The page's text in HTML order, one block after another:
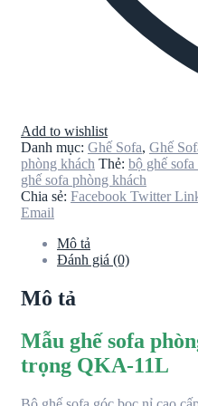
Add to wishlist
Danh mục: Ghế Sofa, Ghế
phòng khách Thẻ: bộ ghế sofa
ghế sofa phòng khách
Chia sẻ: Facebook Twitter
Email
Mô tả
Đánh giá (0)
Mô tả
Mẫu ghế sofa
trọng QKA-11L